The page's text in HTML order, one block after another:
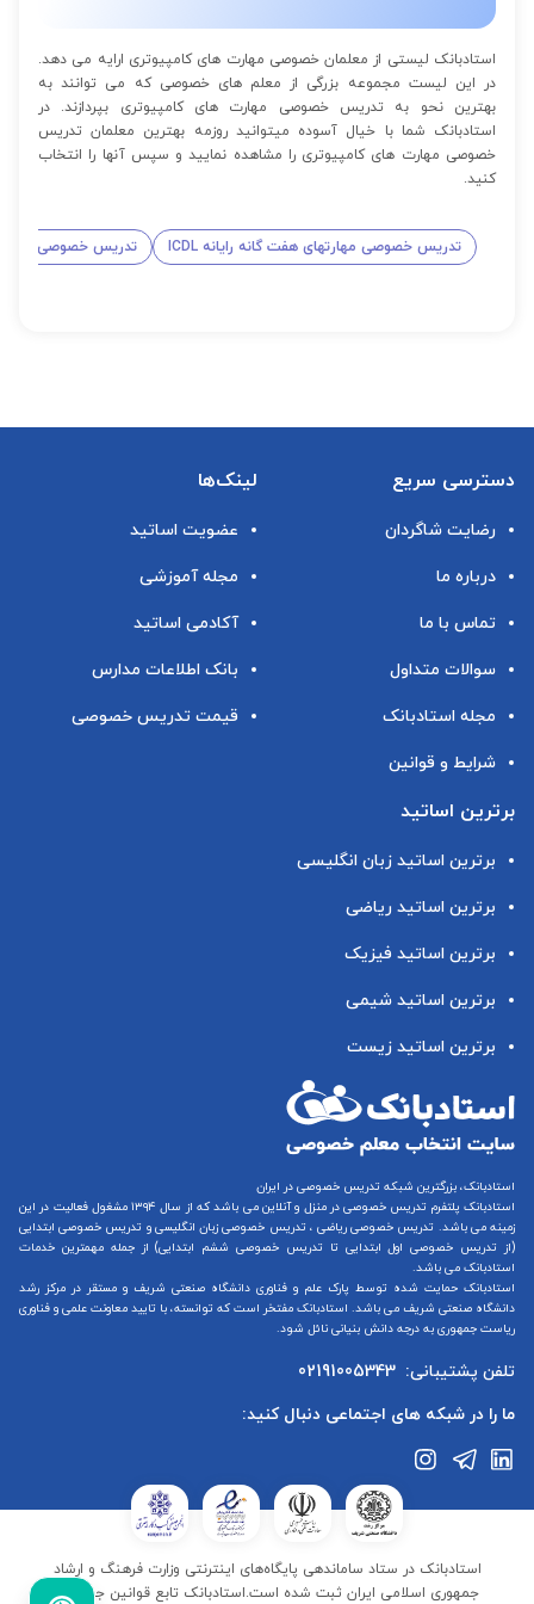
استادبانک لیستی از معلمان خصوصی مهارت های کامپیوتری ارایه می دهد.
در این لیست مجموعه بزرگی از معلم های خصوصی که می توانند به
بهترین نحو به تدریس خصوصی مهارت های کامپیوتری بپردازند. در
استادبانک شما با خیال آسوده میتوانید روزمه بهترین معلمان تدریس
خصوصی مهارت های کامپیوتری را مشاهده نمایید و سپس آنها را انتخاب
کنید.
تدریس خصوصی مهارتهای هفت گانه رایانه ICDL تدریس خصوصی
دسترسی سریع
رضایت شاگردان
درباره ما
تماس با ما
سوالات متداول
مجله استادبانک
شرایط و قوانین
لینک‌ها
عضویت اساتید
مجله آموزشی
آکادمی اساتید
بانک اطلاعات مدارس
قیمت تدریس خصوصی
برترین اساتید
برترین اساتید زبان انگلیسی
برترین اساتید ریاضی
برترین اساتید فیزیک
برترین اساتید شیمی
برترین اساتید زیست
استادبانک، بزرگترین شبکه تدریس خصوصی در ایران
استادبانک پلتفرم تدریس خصوصی در منزل و آنلاین
می باشد که از سال ۱۳۹۴ مشغول فعالیت در این
زمینه می باشد. تدریس خصوصی ریاضی ، تدریس خصوصی زبان انگلیسیو تدریس خصوصی ابتدایی
(از تدریس خصوصی اول ابتدایی تا تدریس خصوصی ششم ابتدایی) از جمله مهمترین خدمات
استادبانک می باشد.
استادبانک حمایت شده توسط پارک علم و فناوری دانشگاه صنعتی شریف و مستقر در مرکز رشد
دانشگاه صنعتی شریف می باشد. استادبانک مفتخر است که توانسته، با تایید معاونت علمی و فناوری
ریاست جمهوری به درجه دانش بنیانی نائل شود.
تلفن پشتیبانی: 02191005343
ما را در شبکه های اجتماعی دنبال کنید:
استادبانک در ستاد ساماندهی پایگاه‌های اینترنتی وزارت فرهنگ و ارشاد
جمهوری اسلامی ایران ثبت شده است.استادبانک تابع قوانین جمهوری